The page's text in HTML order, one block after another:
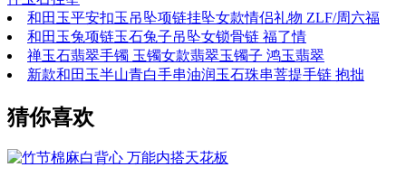
和田玉平安扣玉吊坠项链挂坠女款情侣礼物 ZLF/周六福
和田玉兔项链玉石兔子吊坠女锁骨链 福了情
禅玉石翡翠手镯 玉镯女款翡翠玉镯子 鸿玉翡翠
新款和田玉半山青白手串油润玉石珠串菩提手链 抱拙
猜你喜欢